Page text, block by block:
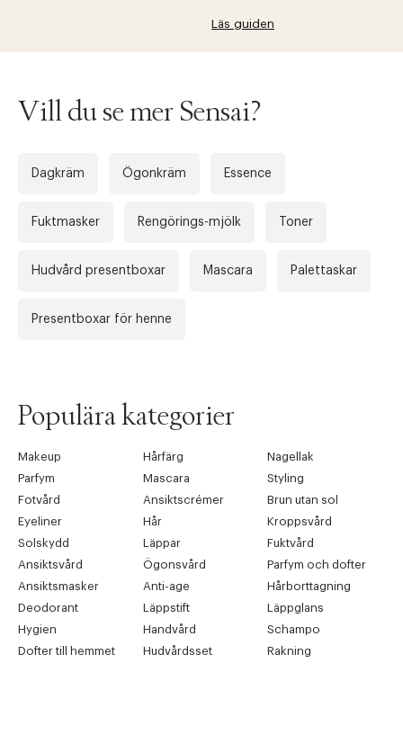
Läs guiden
Vill du se mer Sensai?
Dagkräm Ögonkräm Essence
Fuktmasker Rengörings-mjölk Toner
Hudvård presentboxar Mascara Palettaskar
Presentboxar för henne
Populära kategorier
Makeup Hårfärg
Nagellak
Parfym
Mascara
Styling
Fotvård
Ansiktscrémer
Brun utan sol
Eyeliner
Hår
Kroppsvård
Solskydd
Läppar
Fuktvård
Ansiktsvård
Ögonsvård
Parfym och dofter
Ansiktsmasker
Anti-age
Hårborttagning
Deodorant
Läppstift
Läppglans
Hygien
Handvård
Schampo
Dofter till hemmet
Hudvårdsset Rakning